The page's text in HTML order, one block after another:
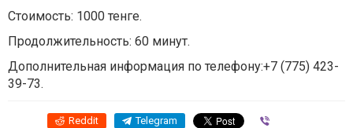
Стоимость: 1000 тенге.
Продолжительность: 60 минут.
Дополнительная информация по телефону:+7 (775) 423-
39-73.
Reddit Telegram